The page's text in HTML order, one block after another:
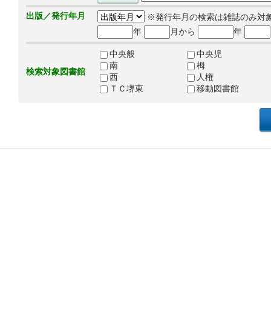
出版／発行年月
※発行年月の検索は雑誌のみ対
年
月から 年
検索対象図書館
中央般
中央児
南
栂
西
人権
ＴＣ堺東
移動図書館